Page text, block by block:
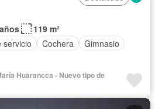
119 m²
servicio Cochera
Gimnasio
Huarancca - Nuevo tipo de